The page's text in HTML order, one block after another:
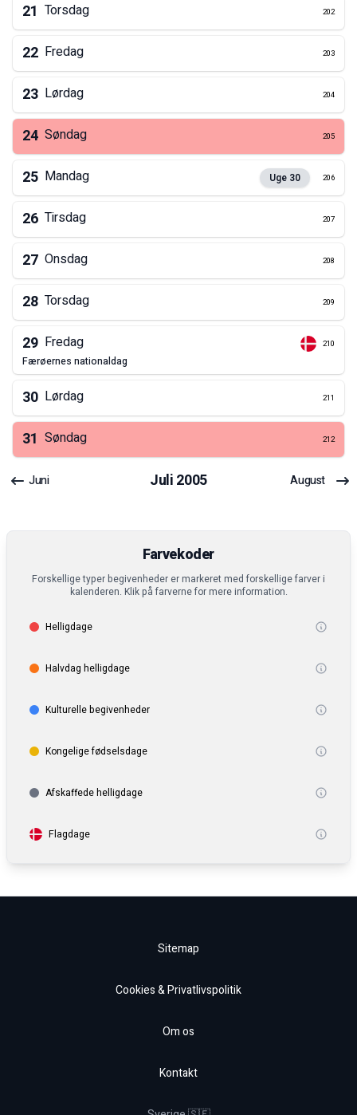
21 Torsdag 202
22 Fredag 203
23 Lørdag 204
24 Søndag 205
25 Mandag Uge 30 206
26 Tirsdag 207
27 Onsdag 208
28 Torsdag 209
29 Fredag 210
færøernes nationaldag
30 Lørdag 211
31 Søndag 212
Juni Juli2005 August
Farvekoder
Forskellige typer begivenheder er markeret med forskellige farver i
kalenderen. Klik på farverne for mere information.
Helligdage
Halvdag helligdage
Kulturelle begivenheder
Kongelige fødselsdage
Afskaffede helligdage
Flagdage
Sitemap
Cookies & Privatlivspolitik
Om os
Kontakt